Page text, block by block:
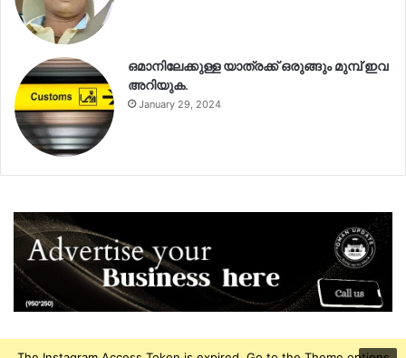
ഒമാനിലേക്കുള്ള യാത്രക്ക് ഒരുങ്ങും മുമ്പ് ഇവ
അറിയുക.
January 29, 2024